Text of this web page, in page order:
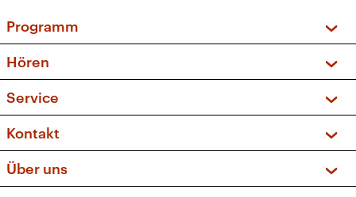
Programm
Sendungen und Podcasts
Musikliste
Kakadu – Das Kinderprogramm
Hören
Frequenzen (UKW + DAB+)
Service
FAQ
Apps
Newsletter
Kontakt
Social Media
Über uns